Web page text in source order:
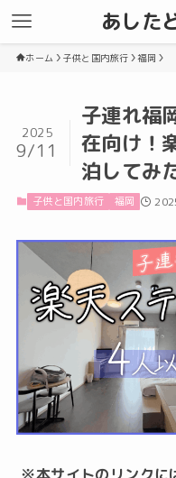
あした
ホーム 子供と国内旅行 福岡
子連れ福
在向け！
泊してみ
2025
9/11
子供と国内旅行 福岡